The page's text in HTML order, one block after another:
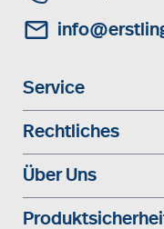
Service
Rechtliches
Über Uns